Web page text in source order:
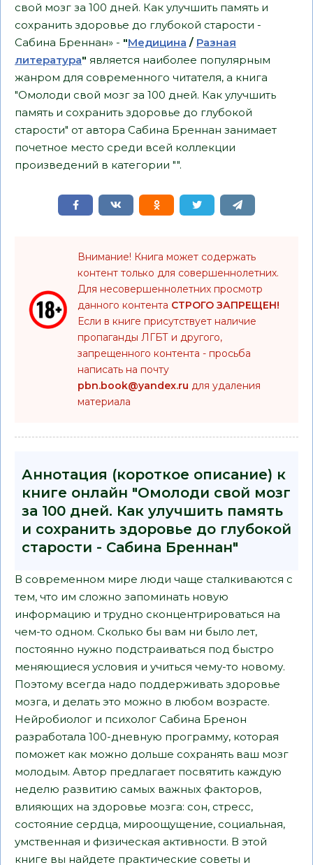
свой мозг за 100 дней. Как улучшить память и
сохранить здоровье до глубокой старости -
Сабина Бреннан» - "Медицина / Разная
литература" является наиболее популярным
жанром для современного читателя, а книга
"Омолоди свой мозг за 100 дней. Как улучшить
память и сохранить здоровье до глубокой
старости" от автора Сабина Бреннан занимает
почетное место среди всей коллекции
произведений в категории "".
Внимание! Книга может содержать
контент только для совершеннолетних.
Для несовершеннолетних просмотр
данного контента СТРОГО ЗАПРЕЩЕН!
Если в книге присутствует наличие
пропаганды ЛГБТ и другого,
запрещенного контента - просьба
написать на почту
pbn.book@yandex.ru для удаления
материала
Аннотация (короткое описание) к
книге онлайн "Омолоди свой мозг
за 100 дней. Как улучшить память
и сохранить здоровье до глубокой
старости - Сабина Бреннан"
В современном мире люди чаще сталкиваются с
тем, что им сложно запоминать новую
информацию и трудно сконцентрироваться на
чем-то одном. Сколько бы вам ни было лет,
постоянно нужно подстраиваться под быстро
меняющиеся условия и учиться чему-то новому.
Поэтому всегда надо поддерживать здоровье
мозга, и делать это можно в любом возрасте.
Нейробиолог и психолог Сабина Бренон
разработала 100-дневную программу, которая
поможет как можно дольше сохранять ваш мозг
молодым. Автор предлагает посвятить каждую
неделю развитию самых важных факторов,
влияющих на здоровье мозга: сон, стресс,
состояние сердца, мироощущение, социальная,
умственная и физическая активности. В этой
книге вы найдете практические советы и